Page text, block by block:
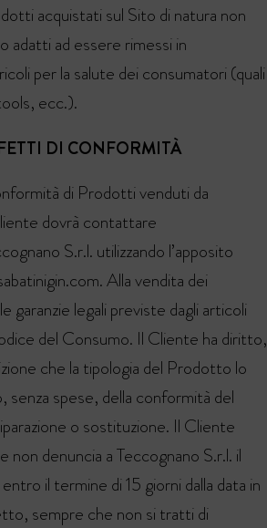
acquistati sul Sito di natura non
adatti ad essere rimessi in
per la salute dei consumatori (quali
ecc.).
DI CONFORMITÀ
di Prodotti venduti da
dovrà contattare
S.r.l. utilizzando l’apposito
Alla vendita dei
garanzie legali previste dagli articoli
del Consumo. Il Cliente ha diritto,
che la tipologia del Prodotto lo
senza spese, della conformità del
o sostituzione. Il Cliente
non denuncia a Teccognano S.r.l. il
il termine di 15 giorni dalla data in
sempre che non si tratti di